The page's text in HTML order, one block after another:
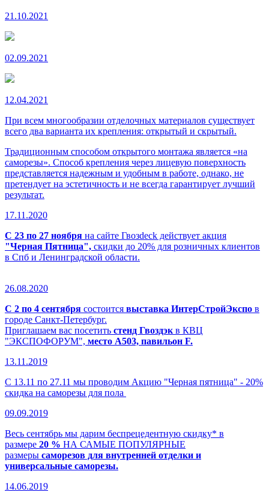
21.10.2021
02.09.2021
12.04.2021
При всем многообразии отделочных материалов существует
всего два варианта их крепления: открытый и скрытый.
Традиционным способом открытого монтажа является «на
саморезы». Способ крепления через лицевую поверхность
представляется надежным и удобным в работе, однако, не
претендует на эстетичность и не всегда гарантирует лучший
результат.
17.11.2020
С 23 по 27 ноября на сайте Гвозdeck действует акция
"Черная Пятница", скидки до 20% для розничных клиентов
в Спб и Ленинградской области.
26.08.2020
С 2 по 4 сентября состоится выставка ИнтерСтройЭкспо в
городе Санкт-Петербург.
Приглашаем вас посетить стенд Гвоздэк в КВЦ
"ЭКСПОФОРУМ", место А503, павильон F.
13.11.2019
С 13.11 по 27.11 мы проводим Акцию "Черная пятница" - 20%
скидка на саморезы для пола
09.09.2019
Весь сентябрь мы дарим беспрецедентную скидку* в
размере 20 % НА САМЫЕ ПОПУЛЯРНЫЕ
размеры саморезов для внутренней отделки и
универсальные саморезы.
14.06.2019